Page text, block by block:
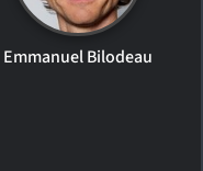
Emmanuel Bilodeau